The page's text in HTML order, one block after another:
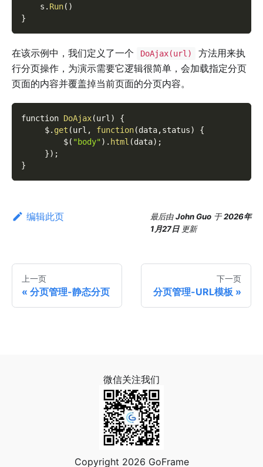
    s
. Run( )
}
在该示例中，我们定义了一个 DoAjax(url)
方法用来执
行分页操作，为演示需要它逻辑很简单，会加载指定分页
页面的内容并覆盖掉当前页面的分页内容。
function DoAjax(url )
{
     $
. get (url , function(data,status)
{
         $
( "body") . html (data) ;
}) ;
}
编辑此页 最后由John Guo 于2026年
1月27日 更新
上一页
分页管理-静态分页
下一页
分页管理-URL模板
微信关注我们
Copyright 2026 GoFrame